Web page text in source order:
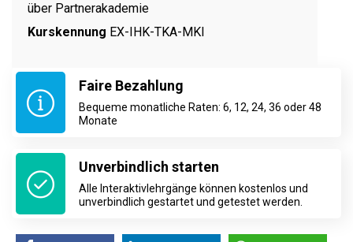
über Partnerakademie
Kurskennung EX-IHK-TKA-MKI
Faire Bezahlung
Bequeme monatliche Raten: 6, 12, 24, 36 oder 48
Monate
Unverbindlich starten
Alle Interaktivlehrgänge können kostenlos und
unverbindlich gestartet und getestet werden.